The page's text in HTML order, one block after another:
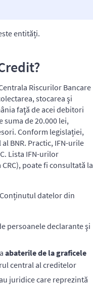
entități.
Riscurilor Bancare
stocarea şi
faţă de acei debitori
suma de 20.000 lei,
Conform legislației,
BNR. Practic, IFN-urile
Lista IFN-urilor
poate fi consultată la
Conținutul datelor din
persoanele declarante şi
abaterile de la graficele
central al creditelor
juridice care reprezintă